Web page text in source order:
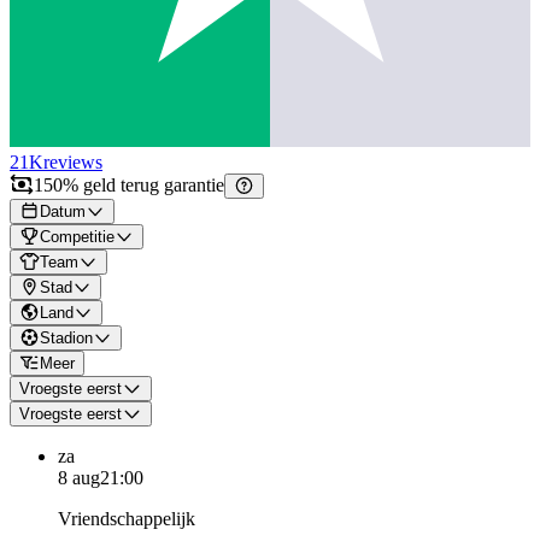
21Kreviews
150% geld terug garantie
Datum
Competitie
Team
Stad
Land
Stadion
Meer
Vroegste eerst
Vroegste eerst
za
8 aug21:00
Vriendschappelijk